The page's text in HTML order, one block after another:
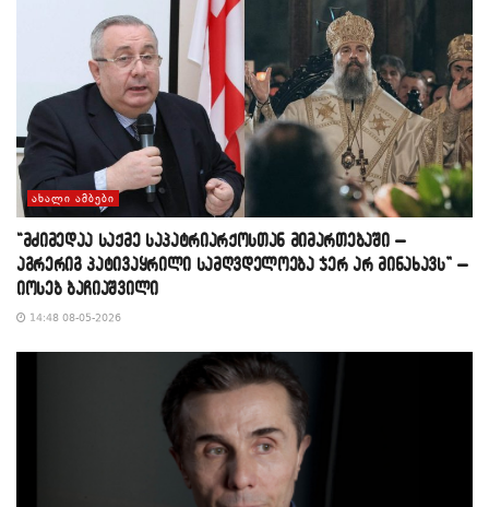
ᲐᲮᲐᲚᲘ ᲐᲛᲑᲔᲑᲘ
“მძიმედაა საქმე საპატრიარქოსთან მიმართებაში –
აგრერიგ პატივაყრილი სამღვდელოება ჯერ არ მინახავს” –
იოსებ ბაჩიაშვილი
14:48 08-05-2026